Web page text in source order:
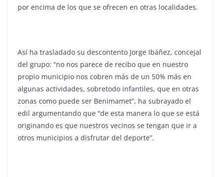
por encima de los que se ofrecen en otras localidades.
Así ha trasladado su descontento Jorge Ibáñez, concejal
del grupo: “no nos parece de recibo que en nuestro
propio municipio nos cobren más de un 50% más en
algunas actividades, sobretodo infantiles, que en otras
zonas como puede ser Benimamet”, ha subrayado el
edil argumentando que “de esta manera lo que se está
originando es que nuestros vecinos se tengan que ir a
otros municipios a disfrutar del deporte”.